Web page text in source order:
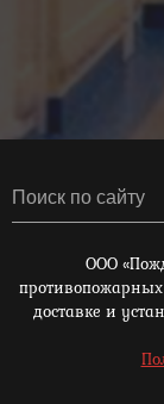
ООО
доставке и